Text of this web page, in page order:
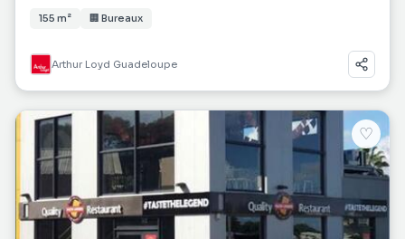
155 m² 🏢 Bureaux
Arthur Loyd Guadeloupe
♡